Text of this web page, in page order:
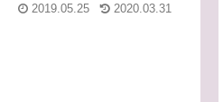
2020.03.31
2019.05.25